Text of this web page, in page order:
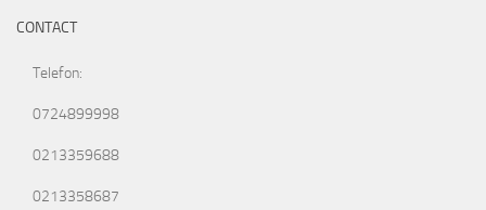
CONTACT
Telefon:
0724899998
0213359688
0213358687